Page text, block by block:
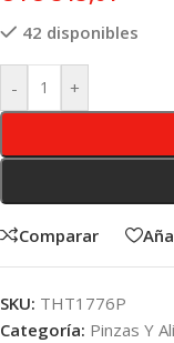
42 disponibles
- +
Comparar
SKU: THT1776P
Categoría: Pinzas Y